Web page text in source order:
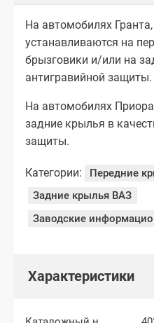
На автомобилях
устанавливаются на
брызговики и/или на
антигравийной защиты.
На автомобилях
задние крылья в
защиты.
Категории:
Передние
Задние крылья ВАЗ
Заводские
Характеристики